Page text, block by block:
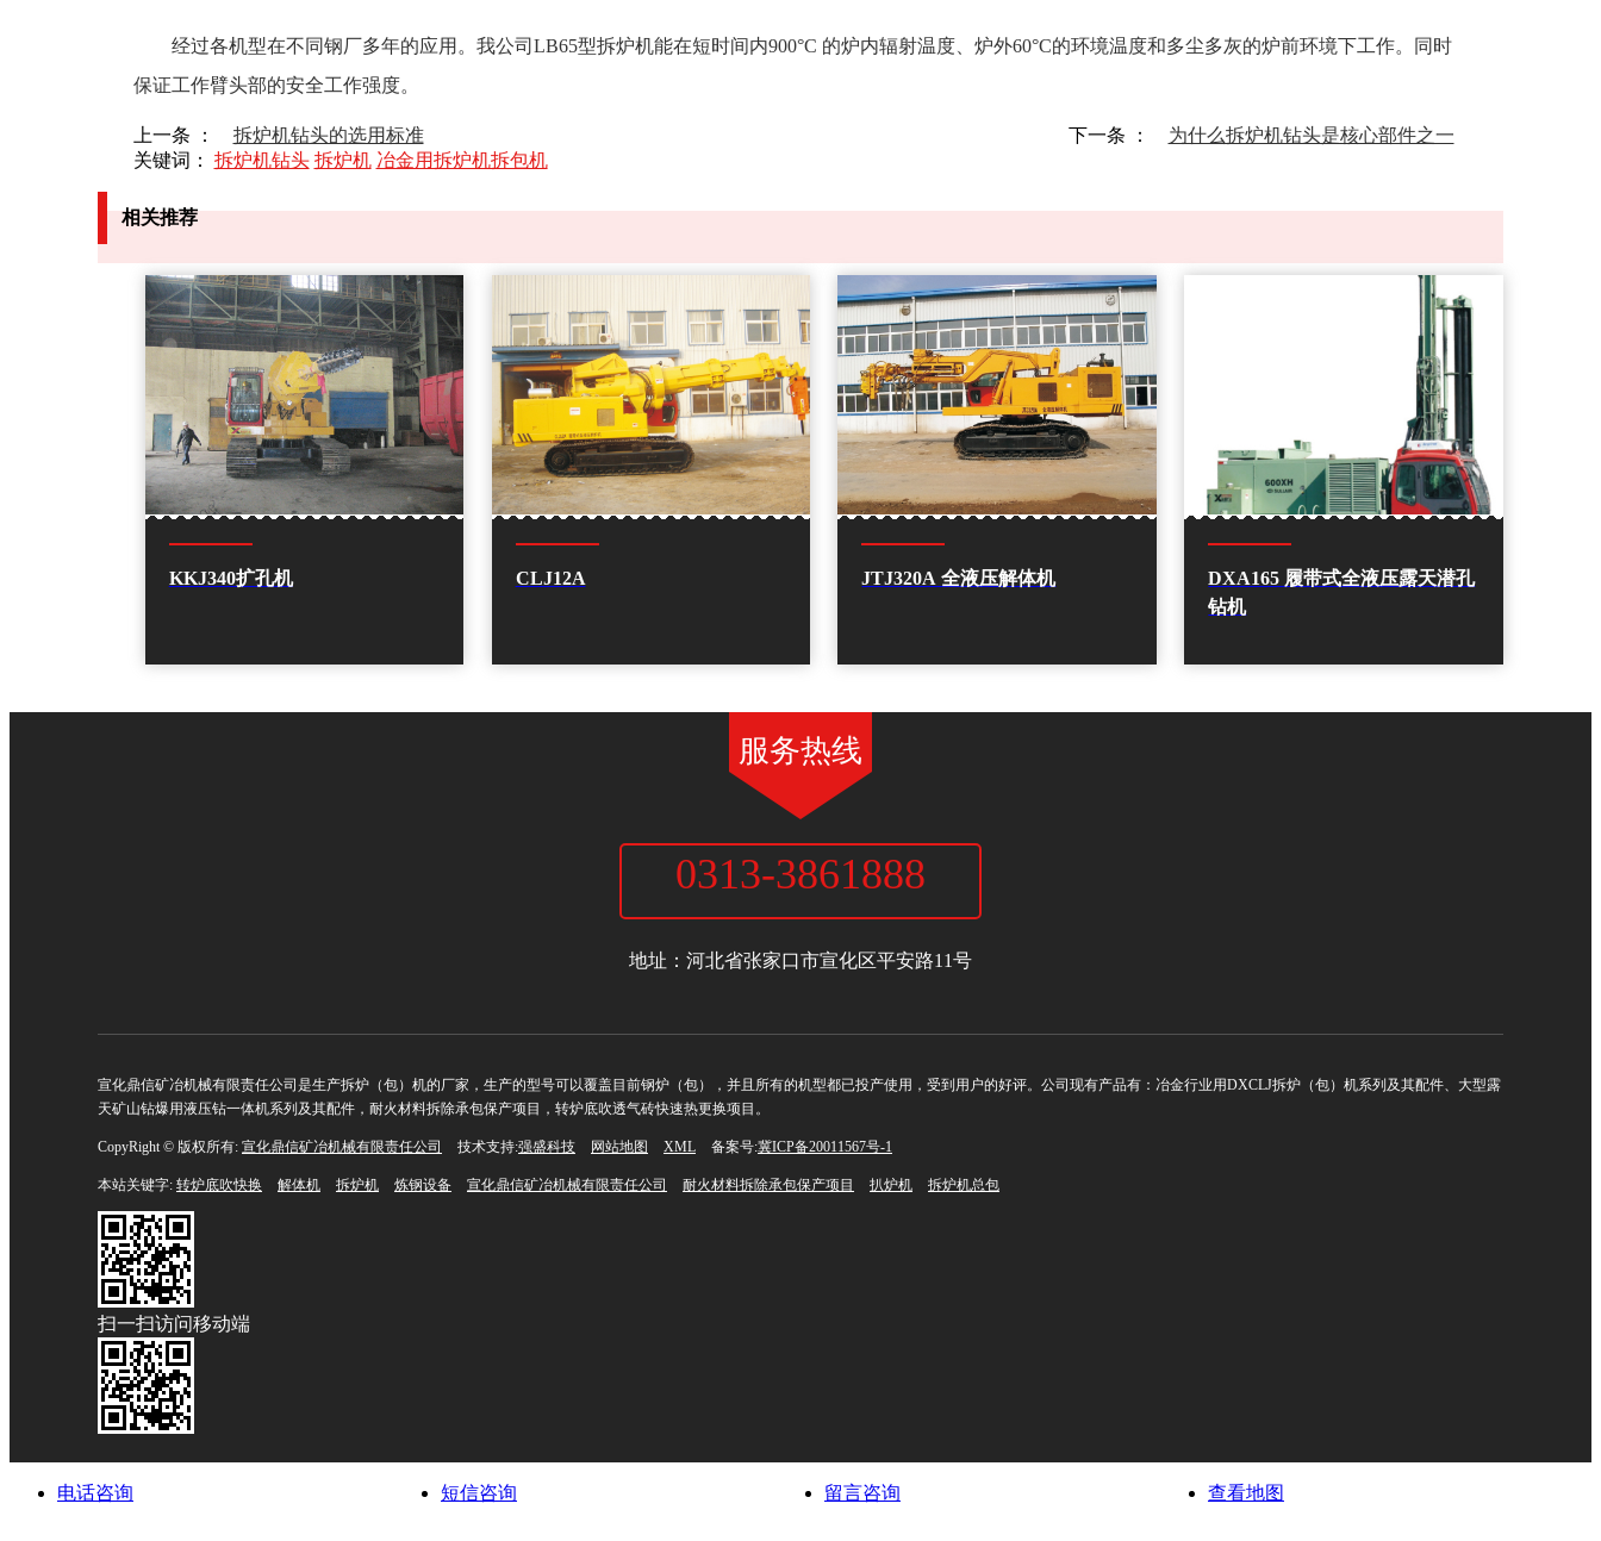
经过各机型在不同钢厂多年的应用。我公司LB65型拆炉机能在短时间内900°C 的炉内辐射温度、炉外60°C的环境温度和多尘多灰的炉前环境下工作。同时
保证工作臂头部的安全工作强度。
上一条 ： 拆炉机钻头的选用标准 下一条 ：
为什么拆炉机钻头是核心部件之一
关键词： 拆炉机钻头 拆炉机 冶金用拆炉机拆包机
相关推荐
KKJ340扩孔机 CLJ12A JTJ320A 全液压解体机
DXA165 履带式全液压露天潜孔
钻机
服务热线
宣化鼎信矿冶机械有限责任公司
0313-3861888
地址：河北省张家口市宣化区平安路11号
宣化鼎信矿冶机械有限责任公司是生产拆炉（包）机的厂家，生产的型号可以覆盖目前钢炉（包），并且所有的机型都已投产使用，受到用户的好评。公司现有产品有：冶金行业用DXCLJ拆炉（包）机系列及其配件、大型露
天矿山钻爆用液压钻一体机系列及其配件，耐火材料拆除承包保产项目，转炉底吹透气砖快速热更换项目。
CopyRight © 版权所有: 宣化鼎信矿冶机械有限责任公司 技术支持:强盛科技 网站地图 XML 备案号:冀ICP备20011567号-1
本站关键字: 转炉底吹快换 解体机 拆炉机 炼钢设备 宣化鼎信矿冶机械有限责任公司 耐火材料拆除承包保产项目 扒炉机 拆炉机总包
扫一扫访问移动端
电话咨询 短信咨询 留言咨询 查看地图